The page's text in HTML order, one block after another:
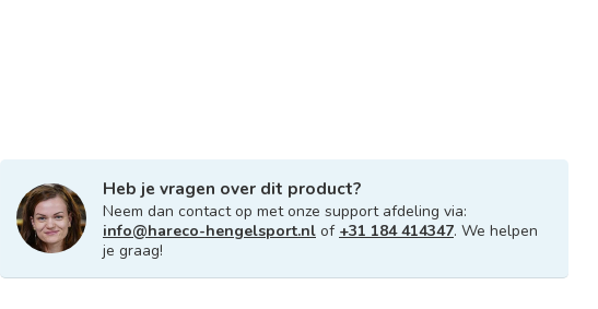
Heb je vragen over dit product?
Neem dan contact op met onze support afdeling via:
info@hareco-hengelsport.nl of +31 184 414347. We helpen
je graag!